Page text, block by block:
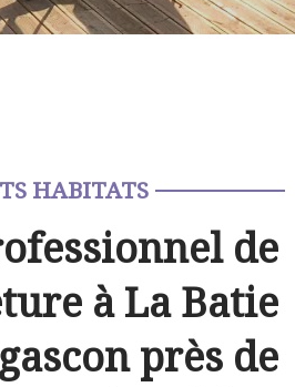
HABITATS
de
à La Batie
près de